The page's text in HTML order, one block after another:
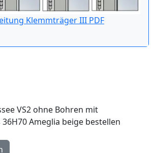
Klemmträger III PDF
VS2 ohne Bohren mit
Ameglia beige bestellen